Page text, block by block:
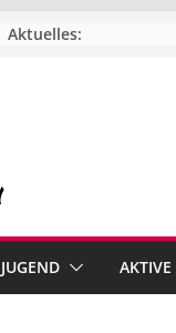
Aktuelles:
JUGEND AKTIVE